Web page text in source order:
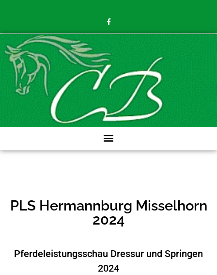
PLS Hermannburg Misselhorn
2024
Pferdeleistungsschau Dressur und Springen
2024